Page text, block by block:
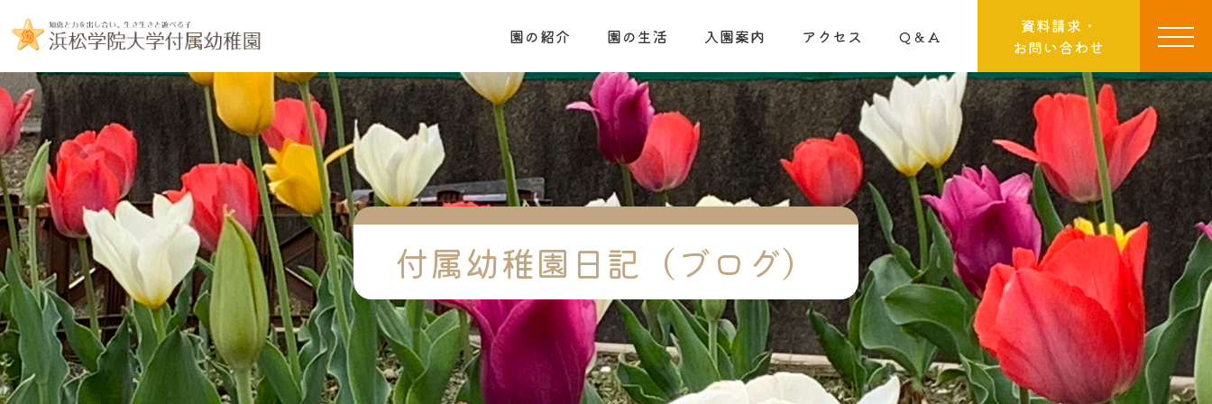
園の紹介 園の生活 入園案内 アクセス Q＆A
資料請求・
お問い合わせ
付属幼稚園日記（ブログ）